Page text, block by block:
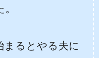
まるとやる夫に